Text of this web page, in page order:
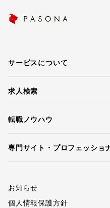
サービスについて
求人検索
転職ノウハウ
専門サイト・プロフェッショ
お知らせ
個人情報保護方針